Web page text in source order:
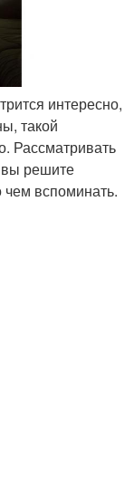
интересно,
такой
Рассматривать
вы решите
чем вспоминать.